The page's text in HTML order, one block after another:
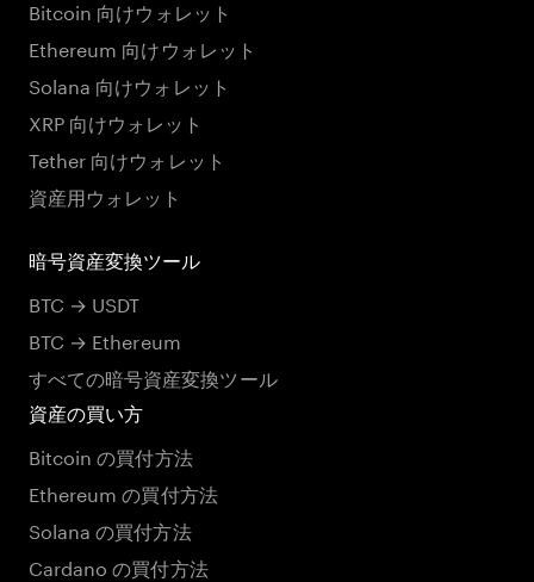
Bitcoin 向けウォレット
Ethereum 向けウォレット
Solana 向けウォレット
XRP 向けウォレット
Tether 向けウォレット
資産用ウォレット
暗号資産変換ツール
BTC → USDT
BTC → Ethereum
すべての暗号資産変換ツール
資産の買い方
Bitcoin の買付方法
Ethereum の買付方法
Solana の買付方法
Cardano の買付方法